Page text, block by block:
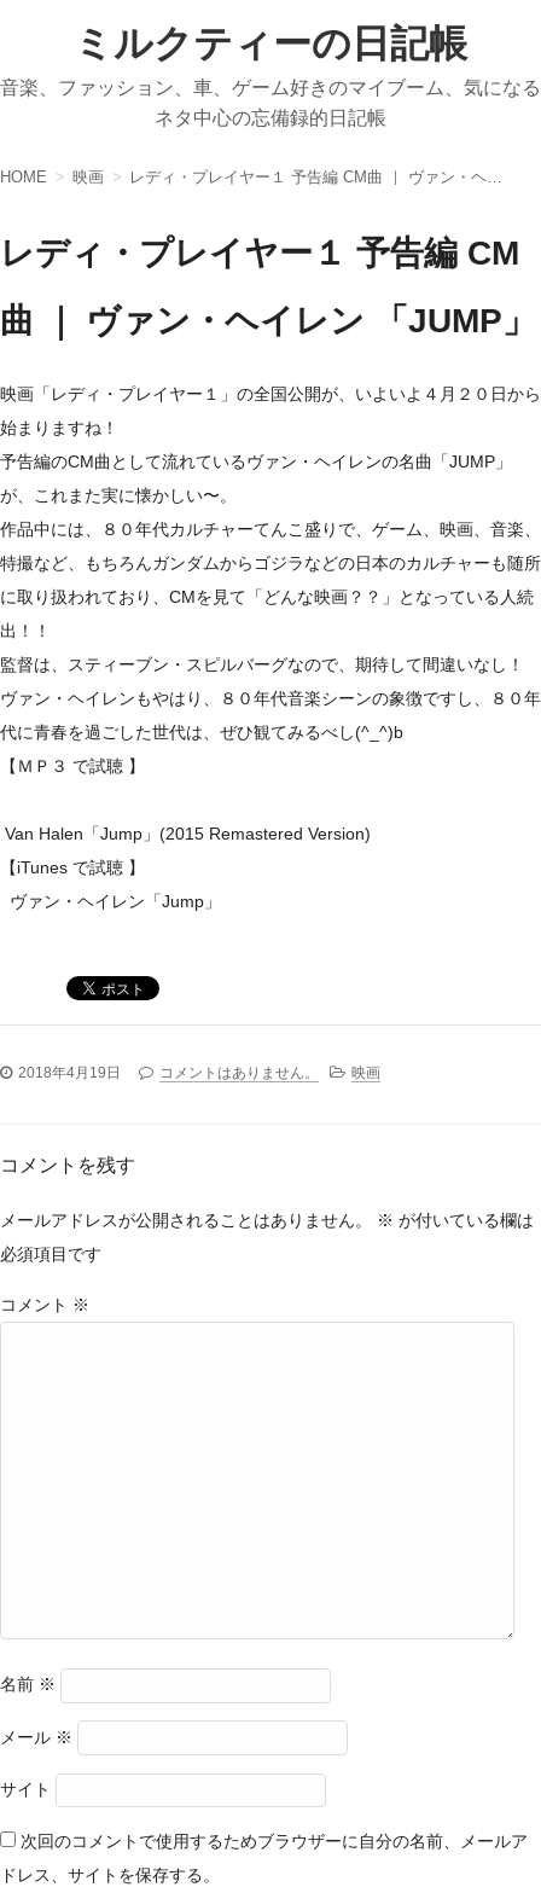
ミルクティーの日記帳
音楽、ファッション、車、ゲーム好きのマイブーム、気になる
ネタ中心の忘備録的日記帳
HOME 映画 レディ・プレイヤー１ 予告編 CM曲 ｜ ヴァン・ヘイレン 「JUMP」
レディ・プレイヤー１ 予告編 CM
曲 ｜ ヴァン・ヘイレン 「JUMP」
映画「レディ・プレイヤー１」の全国公開が、いよいよ４月２０日から
始まりますね！
予告編のCM曲として流れているヴァン・ヘイレンの名曲「JUMP」
が、これまた実に懐かしい〜。
作品中には、８０年代カルチャーてんこ盛りで、ゲーム、映画、音楽、
特撮など、もちろんガンダムからゴジラなどの日本のカルチャーも随所
に取り扱われており、CMを見て「どんな映画？？」となっている人続
出！！
監督は、スティーブン・スピルバーグなので、期待して間違いなし！
ヴァン・ヘイレンもやはり、８０年代音楽シーンの象徴ですし、８０年
代に青春を過ごした世代は、ぜひ観てみるべし(^_^)b
【ＭＰ３ で試聴 】
Van Halen「Jump」(2015 Remastered Version)
【iTunes で試聴 】
ヴァン・ヘイレン「Jump」
2018年4月19日 コメントはありません。 映画
コメントを残す
メールアドレスが公開されることはありません。 ※ が付いている欄は
必須項目です
コメント ※
名前 ※
メール ※
サイト
次回のコメントで使用するためブラウザーに自分の名前、メールア
ドレス、サイトを保存する。